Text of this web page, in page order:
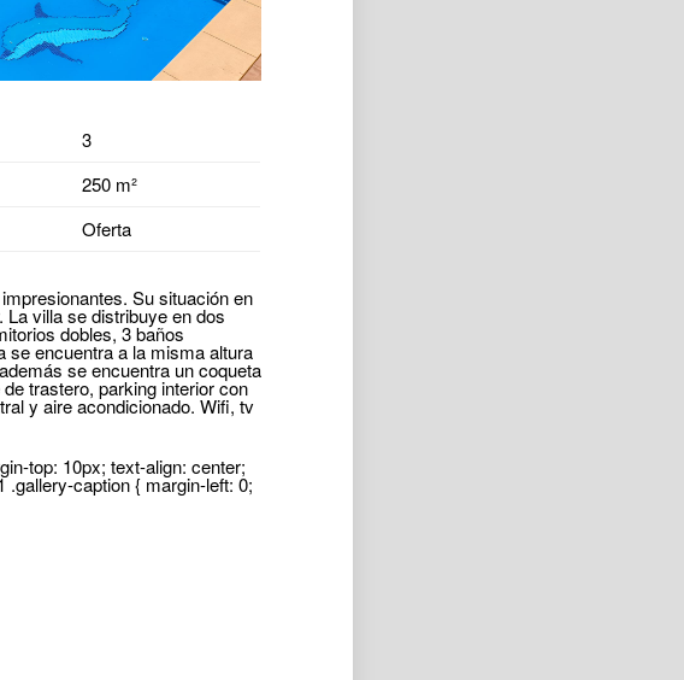
3
250 m²
Oferta
Su situación en
La villa se distribuye en dos
dobles, 3 baños
se encuentra a la misma altura
se encuentra un coqueta
trastero, parking interior con
y aire acondicionado. Wifi, tv
top: 10px; text-align: center;
caption { margin-left: 0;